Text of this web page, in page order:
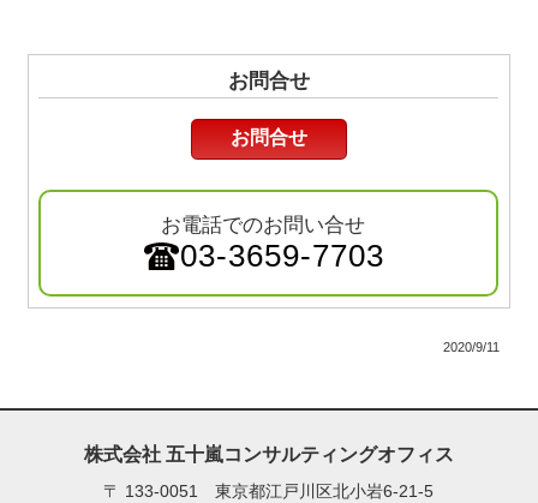
お問合せ
お問合せ
お電話でのお問い合せ
03-3659-7703
2020/9/11
株式会社 五十嵐コンサルティングオフィス
〒 133-0051 東京都江戸川区北小岩6-21-5